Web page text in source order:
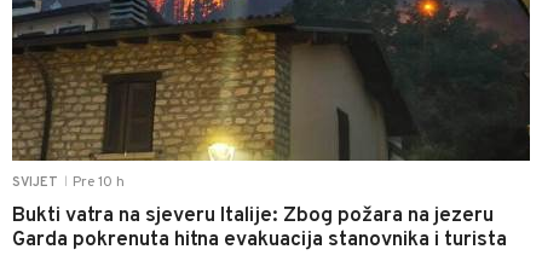
SVIJET Pre 10 h
Bukti vatra na sjeveru Italije: Zbog požara na jezeru
Garda pokrenuta hitna evakuacija stanovnika i turista